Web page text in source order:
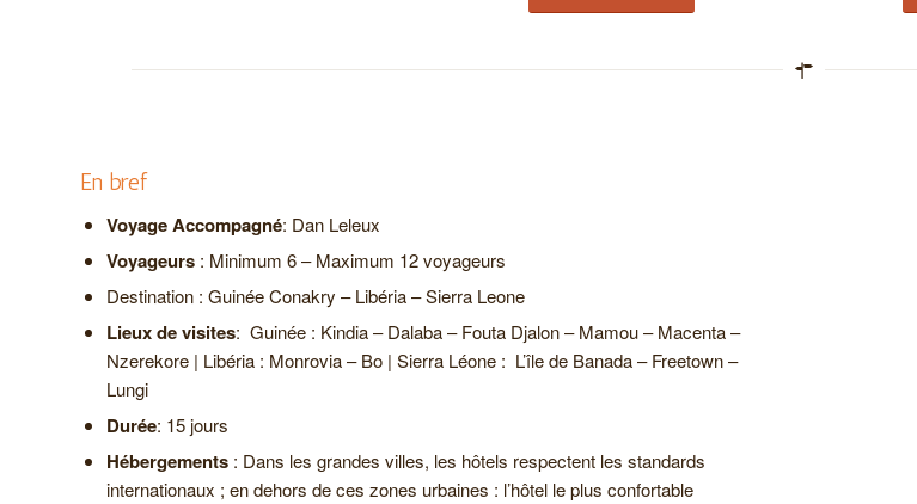
En bref
Voyage Accompagné: Dan Leleux
Voyageurs : Minimum 6 – Maximum 12 voyageurs
Destination : Guinée Conakry – Libéria – Sierra Leone
Lieux de visites: Guinée : Kindia – Dalaba – Fouta Djalon – Mamou – Macenta –
Nzerekore | Libéria : Monrovia – Bo | Sierra Léone : L’île de Banada – Freetown –
Lungi
Durée: 15 jours
Hébergements : Dans les grandes villes, les hôtels respectent les standards
internationaux ; en dehors de ces zones urbaines : l’hôtel le plus confortable